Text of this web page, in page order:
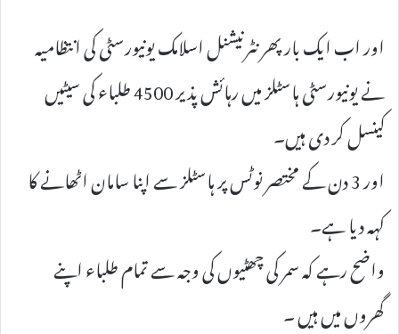
اور اب ایک بار پھر نٹرنیشنل اسلامک یونیورسٹی کی انتظامیہ
نے یونیورسٹی ہاسٹلز میں رہائش پذیر 4500 طلباء کی سیٹیں
کینسل کر دی ہیں۔
اور 3 دن کے مختصر نوٹس پر ہاسٹلز سے اپنا سامان اٹھانے کا
کہہ دیا ہے۔
واضح رہے کہ سمر کی چھٹیوں کی وجہ سے تمام طلباء اپنے
گھروں میں ہیں ۔